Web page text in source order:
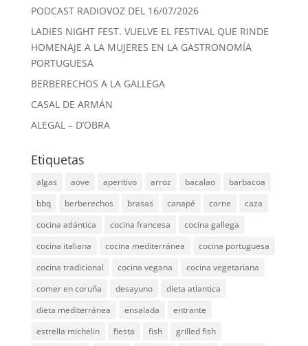
PODCAST RADIOVOZ DEL 16/07/2026
LADIES NIGHT FEST. VUELVE EL FESTIVAL QUE RINDE
HOMENAJE A LA MUJERES EN LA GASTRONOMÍA
PORTUGUESA
BERBERECHOS A LA GALLEGA
CASAL DE ARMÁN
ALEGAL – D’OBRA
Etiquetas
algas aove aperitivo arroz bacalao
barbacoa
bbq
berberechos brasas canapé carne
caza
cocina atlántica
cocina francesa
cocina gallega
cocina italiana
cocina mediterránea
cocina portuguesa
cocina tradicional
cocina vegana
cocina vegetariana
comer en coruña
desayuno
dieta atlantica
dieta mediterránea
ensalada
entrante
estrella michelin
fiesta fish
grilled fish